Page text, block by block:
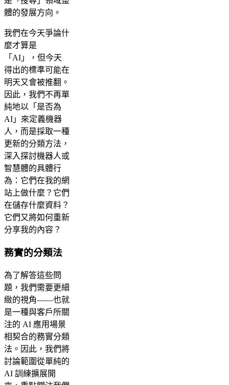
體的發展方向。
我們在今天爭論什
麼才算是
「AI」，但今天
得出的標準可能在
明天又會被推翻。
因此，我們不再單
純地以「是否為
AI」來定義機器
人，而是採取一種
更新的分類方法，
深入探討機器人或
智慧體的具體行
為：它們在我的網
站上做什麼？它們
在儲存什麼資料？
它們又將如何重新
分享我的內容？
務實的分類法
為了解答這些問
題，我們需要更細
緻的視角——也就
是一種與客戶所關
注的 AI 應用場景
相契合的務實分類
法。因此，我們將
討論範圍從單純的
AI 訓練擴展開